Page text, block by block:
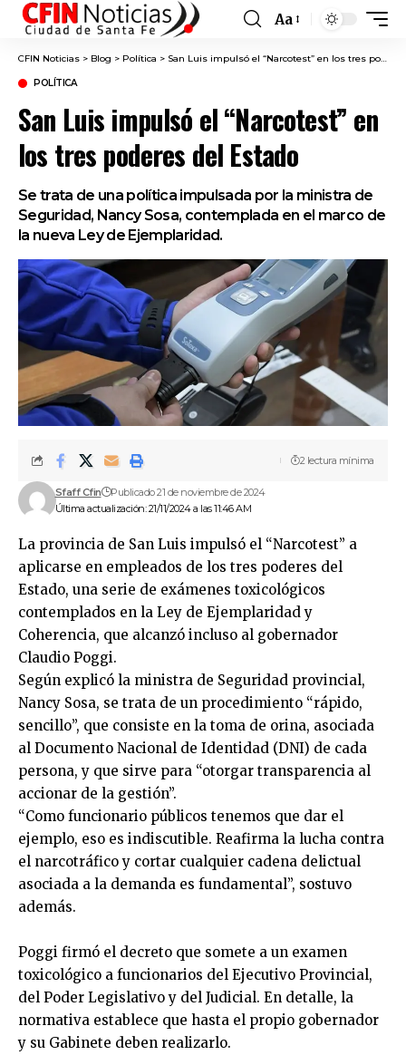
Font
Resizer
Aa
CFIN Noticias > Blog > Política > San Luis impulsó el “Narcotest” en los tres poderes del Estado
POLÍTICA
San Luis impulsó el “Narcotest” en
los tres poderes del Estado
Se trata de una política impulsada por la ministra de
Seguridad, Nancy Sosa, contemplada en el marco de
la nueva Ley de Ejemplaridad.
Última actualización: 21/11/2024 a las 11:46 AM
Sfaff Cfin Publicado 21 de noviembre de 2024
2 lectura mínima
La provincia de San Luis impulsó el “Narcotest” a
aplicarse en empleados de los tres poderes del
Estado, una serie de exámenes toxicológicos
contemplados en la Ley de Ejemplaridad y
Coherencia, que alcanzó incluso al gobernador
Claudio Poggi.
Según explicó la ministra de Seguridad provincial,
Nancy Sosa, se trata de un procedimiento “rápido,
sencillo”, que consiste en la toma de orina, asociada
al Documento Nacional de Identidad (DNI) de cada
persona, y que sirve para “otorgar transparencia al
accionar de la gestión”.
“Como funcionario públicos tenemos que dar el
ejemplo, eso es indiscutible. Reafirma la lucha contra
el narcotráfico y cortar cualquier cadena delictual
asociada a la demanda es fundamental”, sostuvo
además.
Poggi firmó el decreto que somete a un examen
toxicológico a funcionarios del Ejecutivo Provincial,
del Poder Legislativo y del Judicial. En detalle, la
normativa establece que hasta el propio gobernador
y su Gabinete deben realizarlo.